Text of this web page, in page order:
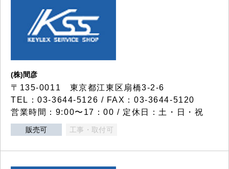
(株)間彦
〒135-0011 東京都江東区扇橋3-2-6
TEL：03-3644-5126 / FAX：03-3644-5120
営業時間：9:00〜17：00 / 定休日：土・日・祝
販売可 工事・取付可